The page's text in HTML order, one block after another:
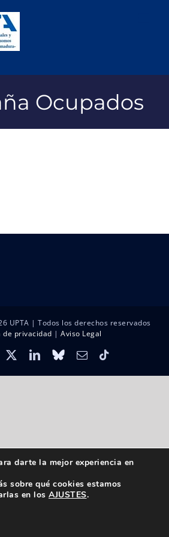
Ocupados
UPTA | Todos los derechos reservados
de privacidad | Aviso Legal
LinkedIn
BlueskyCorreoTiktok
darte la mejor experiencia en
sobre qué cookies estamos
en los AJUSTES.